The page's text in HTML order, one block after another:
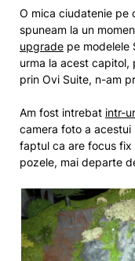
O mica ciudatenie pe
spuneam la un
upgrade pe modelele
urma la acest capitol,
prin Ovi Suite, n-am
Am fost intrebat intr-
camera foto a acestui
faptul ca are focus fix
pozele, mai departe